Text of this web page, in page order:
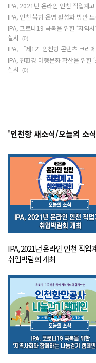
IPA, 2021년 온라인 인천 직업계
IPA, 인천 북항 운영 활성화 방안
IPA, 코로나19 극복을 위한 ‘지역
실시
(0)
IPA, 「제1기 인천항 콘텐츠 크리
IPA, 친환경 여행문화 확산을 위한
실시
(0)
'인천항 새소식/오늘의 소
IPA, 2021년 온라인 인천 직업
취업박람회 개최